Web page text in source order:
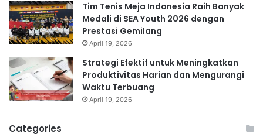
Tim Tenis Meja Indonesia Raih Banyak
Medali di SEA Youth 2026 dengan
Prestasi Gemilang
April 19, 2026
Strategi Efektif untuk Meningkatkan
Produktivitas Harian dan Mengurangi
Waktu Terbuang
April 19, 2026
Categories